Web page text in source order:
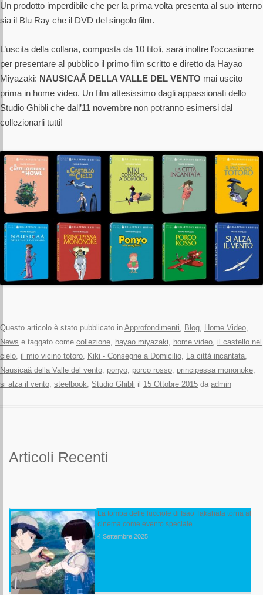
Un prodotto imperdibile che per la prima volta presenta al suo interno
sia il Blu Ray che il DVD del singolo film.
L’uscita della collana, composta da 10 titoli, sarà inoltre l’occasione
per presentare al pubblico il primo film scritto e diretto da Hayao
Miyazaki: NAUSICAÄ DELLA VALLE DEL VENTO mai uscito
prima in home video. Un film attesissimo dagli appassionati dello
Studio Ghibli che dall’11 novembre non potranno esimersi dal
collezionarli tutti!
Questo articolo è stato pubblicato in Approfondimenti Blog Home Video
News e taggato come collezione hayao miyazaki home video il castello nel
cielo il mio vicino totoro Kiki - Consegne a Domicilio La città incantata
Nausicaä della Valle del vento ponyo porco rosso principessa mononoke
si alza il vento steelbook Studio Ghibli il 15 Ottobre 2015 da admin
Articoli Recenti
La tomba delle lucciole di Isao Takahata torna al
cinema come evento speciale
4 Settembre 2025